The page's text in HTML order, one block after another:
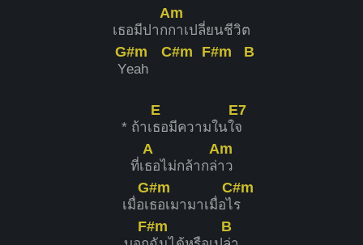
เธอมีปาก
Am
กาเปลี่ยนชีวิต
Y
G#m
eah
C#m F#m B
* ถ้าเ
E
ธอมีความในใ
E7
จ
ที่เ
A
ธอไม่กล้ากล่
Am
าว
เมื่อเ
G#m
ธอเมามาเมื่อไ
C#m
ร
F#m B